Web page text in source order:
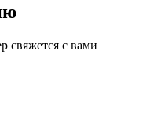
свяжется с вами